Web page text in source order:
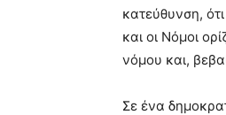
κατεύθυνση,
και οι Νόμοι
νόμου και,
Σε ένα